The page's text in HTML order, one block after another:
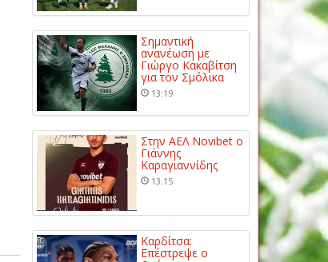
Σημαντική
ανανέωση με
Γιώργο Κακαβίτση
για τον Σμόλικα
13:19
Στην ΑΕΛ Novibet ο
Γιάννης
Καραγιαννίδης
13:15
Καρδίτσα:
Επέστρεψε ο